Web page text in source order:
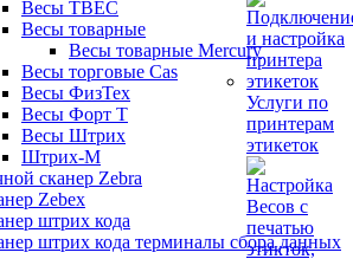
Весы ТВЕС
Весы товарные
Весы товарные Mercury
Весы торговые Cas
Весы ФизТех
Весы Форт Т
Весы Штрих
Штрих-М
сканер Zebra
Zebex
штрих кода
штрих кода терминалы сбора данных
Услуги по
принтерам
этикеток